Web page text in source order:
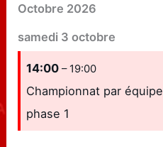
Octobre 2026
samedi 3 octobre
14:00– 19:00
Championnat par
phase 1